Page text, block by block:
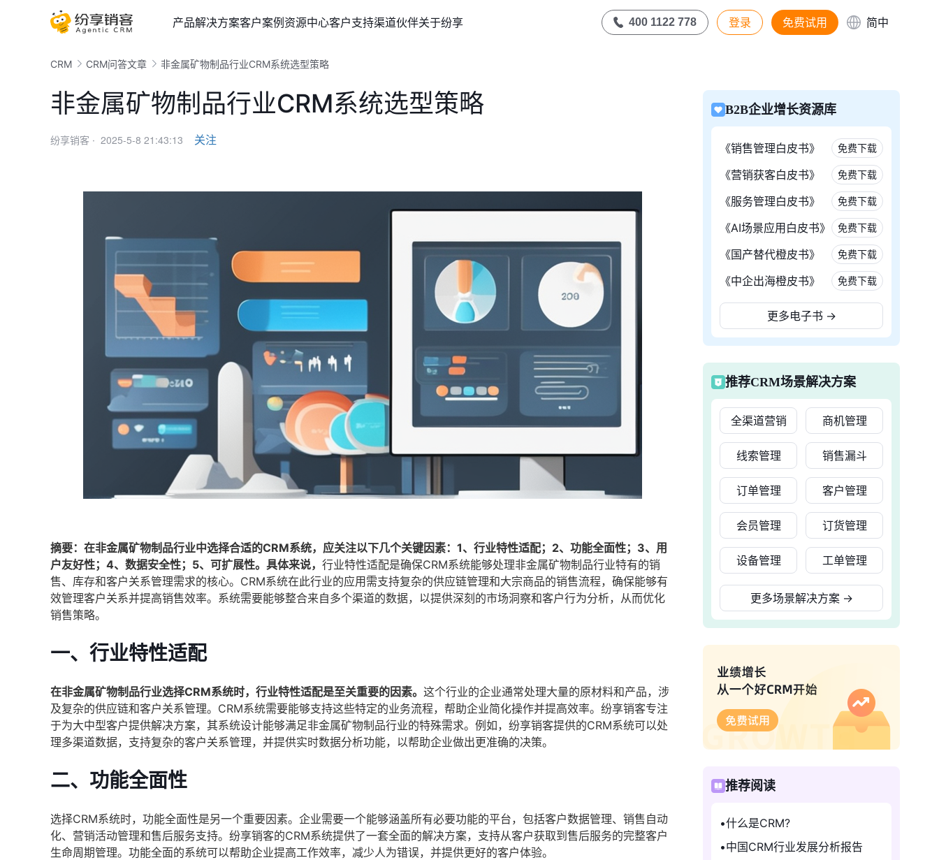
产品解决方案客户案例资源中心客户支持渠道伙伴关于纷享 400 1122 778 登录 免费试用 简中
CRM CRM问答文章 非金属矿物制品行业CRM系统选型策略
非金属矿物制品行业CRM系统选型策略
纷享销客 · 2025-5-8 21:43:13 关注
摘要：在非金属矿物制品行业中选择合适的CRM系统，应关注以下几个关键因素：1、行业特性适配；2、功能全面性；3、用
户友好性；4、数据安全性；5、可扩展性。具体来说， 行业特性适配是确保CRM系统能够处理非金属矿物制品行业特有的销
售、库存和客户关系管理需求的核心。CRM系统在此行业的应用需支持复杂的供应链管理和大宗商品的销售流程，确保能够有
效管理客户关系并提高销售效率。系统需要能够整合来自多个渠道的数据，以提供深刻的市场洞察和客户行为分析，从而优化
销售策略。
一、行业特性适配
在非金属矿物制品行业选择CRM系统时，行业特性适配是至关重要的因素。 这个行业的企业通常处理大量的原材料和产品，涉
及复杂的供应链和客户关系管理。CRM系统需要能够支持这些特定的业务流程，帮助企业简化操作并提高效率。纷享销客专注
于为大中型客户提供解决方案，其系统设计能够满足非金属矿物制品行业的特殊需求。例如，纷享销客提供的CRM系统可以处
理多渠道数据，支持复杂的客户关系管理，并提供实时数据分析功能，以帮助企业做出更准确的决策。
二、功能全面性
选择CRM系统时，功能全面性是另一个重要因素。企业需要一个能够涵盖所有必要功能的平台，包括客户数据管理、销售自动
化、营销活动管理和售后服务支持。纷享销客的CRM系统提供了一套全面的解决方案，支持从客户获取到售后服务的完整客户
生命周期管理。功能全面的系统可以帮助企业提高工作效率，减少人为错误，并提供更好的客户体验。
B2B企业增长资源库
《销售管理白皮书》 免费下载
《营销获客白皮书》 免费下载
《服务管理白皮书》 免费下载
《AI场景应用白皮书》 免费下载
《国产替代橙皮书》 免费下载
《中企出海橙皮书》 免费下载
更多电子书 →
推荐CRM场景解决方案
全渠道营销 商机管理
线索管理 销售漏斗
订单管理 客户管理
会员管理 订货管理
设备管理 工单管理
更多场景解决方案 →
推荐阅读
什么是CRM?
中国CRM行业发展分析报告